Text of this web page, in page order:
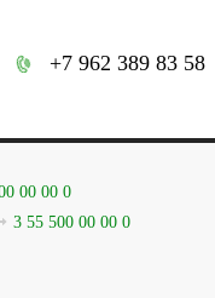
+7 962 389 83 58
00 00 0
3 55 500 00 00 0